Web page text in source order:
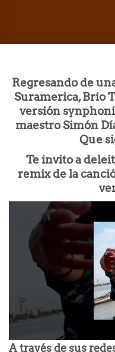
Regresando de
Suramerica, Brio
versión
maestro Simón
Que
Te invito a
remix de la
A través de sus